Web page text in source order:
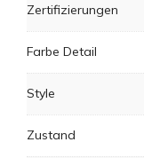
Zertifizierungen
Farbe Detail
Style
Zustand